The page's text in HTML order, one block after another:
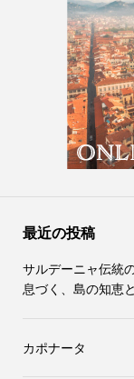
最近の投稿
サルデーニャ伝統
息づく、島の知恵
カポナータ